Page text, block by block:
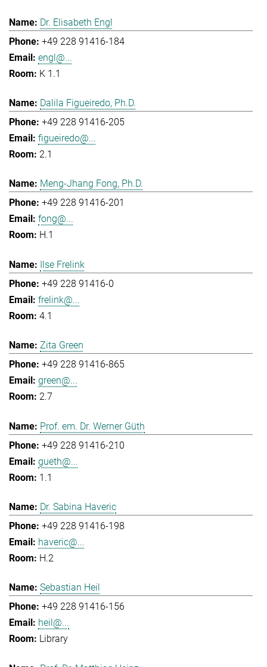
Dr. Elisabeth Engl
+49 228 91416-184
engl@...
K 1.1
Dalila Figueiredo, Ph.D.
+49 228 91416-205
figueiredo@...
2.1
Meng-Jhang Fong, Ph.D.
+49 228 91416-201
fong@...
H.1
Ilse Frelink
+49 228 91416-0
frelink@...
4.1
Zita Green
+49 228 91416-865
green@...
2.7
Prof. em. Dr. Werner Güth
+49 228 91416-210
gueth@...
1.1
Dr. Sabina Haveric
+49 228 91416-198
haveric@...
H.2
Sebastian Heil
+49 228 91416-156
heil@...
Library